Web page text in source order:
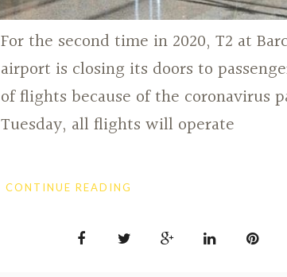
For the second time in 2020, T2 at
airport is closing its doors to
of flights because of the coronavirus
Tuesday, all flights will operate
CONTINUE READING